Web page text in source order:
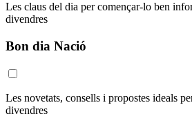
Les claus del dia per començar-lo ben
divendres
Bon dia Nació
Les novetats, consells i propostes ideals
divendres